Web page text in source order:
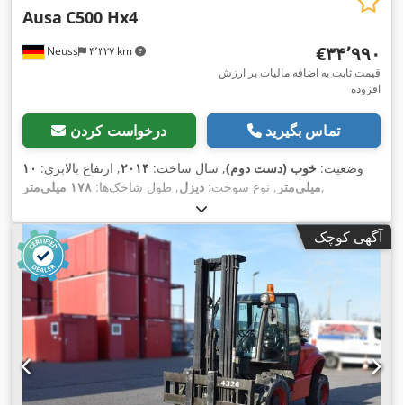
Neuss ۴٬۳۲۷ km
Ausa C500 Hx4
‎€۳۴٬۹۹۰
قیمت ثابت به اضافه مالیات بر ارزش
افزوده
درخواست کردن تماس بگیرید
وضعیت: خوب (دست دوم), سال ساخت: ۲۰۱۴, ارتفاع بالابری: ۱۰
میلی‌متر , نوع سوخت: دیزل, طول شاخک‌ها: ۱۷۸ میلی‌متر ,
آگهی کوچک